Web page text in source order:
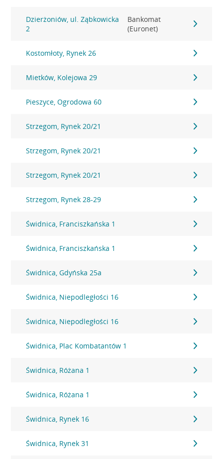
Dzierżoniów, ul. Ząbkowicka
2
Bankomat
(Euronet)
Kostomłoty, Rynek 26
Mietków, Kolejowa 29
Pieszyce, Ogrodowa 60
Strzegom, Rynek 20/21
Strzegom, Rynek 20/21
Strzegom, Rynek 20/21
Strzegom, Rynek 28-29
Świdnica, Franciszkańska 1
Świdnica, Franciszkańska 1
Świdnica, Gdyńska 25a
Świdnica, Niepodległości 16
Świdnica, Niepodległości 16
Świdnica, Plac Kombatantów 1
Świdnica, Różana 1
Świdnica, Różana 1
Świdnica, Rynek 16
Świdnica, Rynek 31